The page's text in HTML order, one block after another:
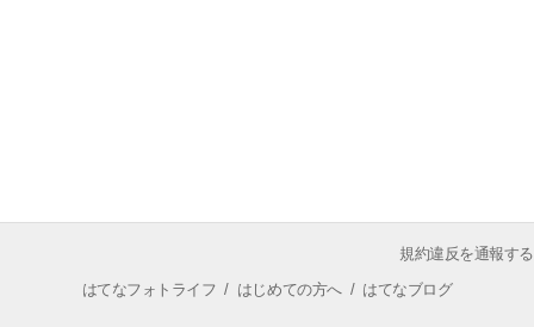
規約違反を通報する
はてなフォトライフ / はじめての方へ/ はてなブログ